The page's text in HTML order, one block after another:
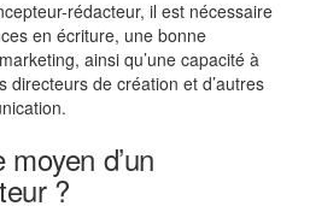
rédacteur, il est nécessaire
en écriture, une bonne
ainsi qu’une capacité à
directeurs de création et d’autres
d’un
?